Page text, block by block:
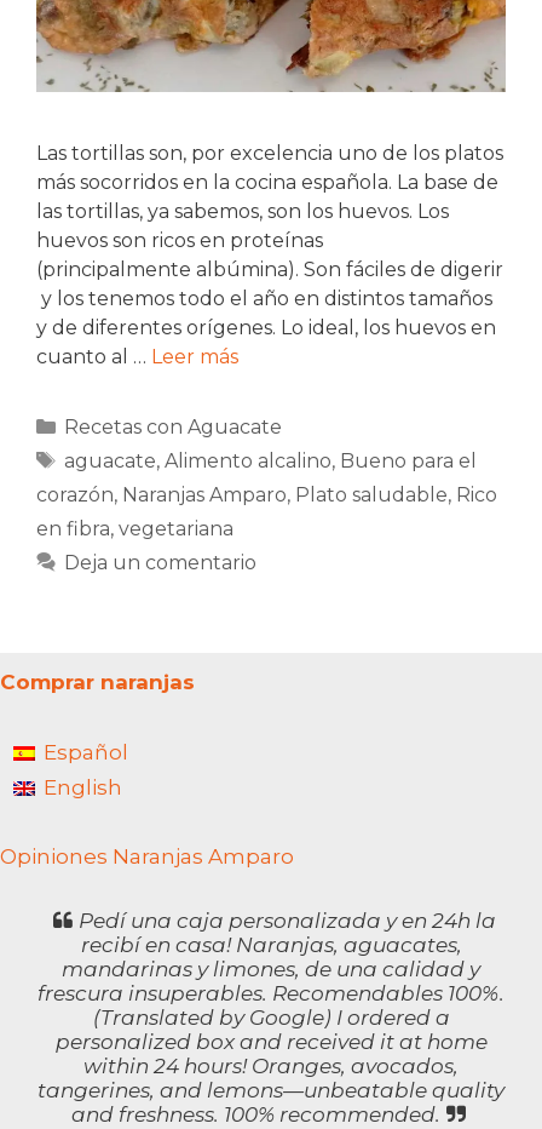
Las tortillas son, por excelencia uno de los platos
más socorridos en la cocina española. La base de
las tortillas, ya sabemos, son los huevos. Los
huevos son ricos en proteínas
(principalmente albúmina). Son fáciles de digerir
y los tenemos todo el año en distintos tamaños
y de diferentes orígenes. Lo ideal, los huevos en
cuanto al … Leer más
Categorías
Recetas con Aguacate
Etiquetas
aguacate, Alimento alcalino, Bueno para el
corazón, Naranjas Amparo, Plato saludable, Rico
en fibra, vegetariana
Deja un comentario
Comprar naranjas
Español
English
Opiniones Naranjas Amparo
Pedí una caja personalizada y en 24h la
recibí en casa! Naranjas, aguacates,
mandarinas y limones, de una calidad y
frescura insuperables. Recomendables 100%.
(Translated by Google) I ordered a
personalized box and received it at home
within 24 hours! Oranges, avocados,
tangerines, and lemons—unbeatable quality
and freshness. 100% recommended.